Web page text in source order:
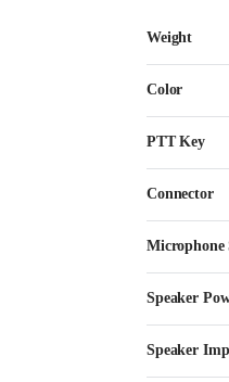
Weight
Color
PTT Key
Connector
Microphone
Speaker
Speaker